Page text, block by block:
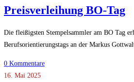
Preisverleihung BO-Tag
Die fleißigsten Stempelsammler am BO Tag
Berufsorientierungstags an der Markus
0 Kommentare
16. Mai 2025